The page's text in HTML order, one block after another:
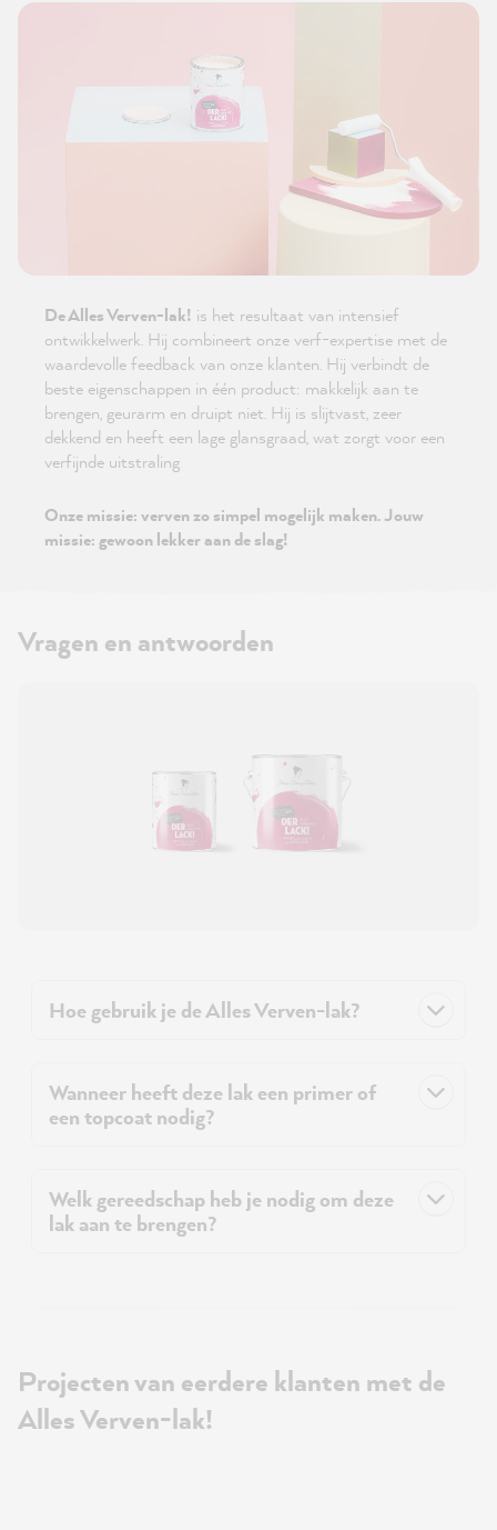
De Alles Verven-lak! is het resultaat van intensief
ontwikkelwerk. Hij combineert onze verf-expertise met de
waardevolle feedback van onze klanten. Hij verbindt de
beste eigenschappen in één product: makkelijk aan te
brengen, geurarm en druipt niet. Hij is slijtvast, zeer
dekkend en heeft een lage glansgraad, wat zorgt voor een
verfijnde uitstraling
Onze missie: verven zo simpel mogelijk maken. Jouw
missie: gewoon lekker aan de slag!
Vragen en antwoorden
Hoe gebruik je de Alles Verven-lak?
Wanneer heeft deze lak een primer of
een topcoat nodig?
Welk gereedschap heb je nodig om deze
lak aan te brengen?
Projecten van eerdere klanten met de
Alles Verven-lak!